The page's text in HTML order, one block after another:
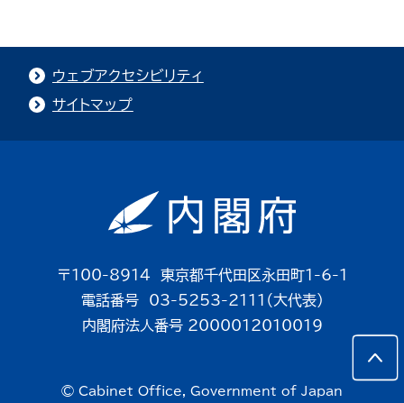
ウェブアクセシビリティ
サイトマップ
〒100-8914 東京都千代田区永田町1-6-1
電話番号 03-5253-2111（大代表）
内閣府法人番号 2000012010019
© Cabinet Office, Government of Japan